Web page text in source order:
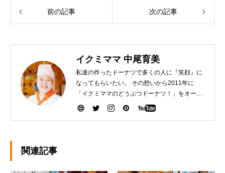
前の記事 次の記事
イクミママ 中尾育美
私達の作ったドーナツで多くの人に『笑顔』に
なってもらいたい。 その想いから2011年に
「イクミママのどうぶつドーナツ！」をオープ
ンさせました。 健康で美味しいドーナツを作る
関連記事